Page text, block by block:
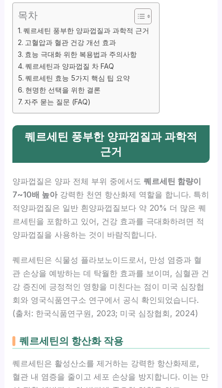
목차
퀘르세틴 풍부한 양파껍질과 과학적 근거
고혈압과 혈관 건강 개선 효과
효능 극대화 위한 복용법과 주의사항
퀘르세틴과 양파껍질 차 FAQ
퀘르세틴 효능 5가지 핵심 팁 요약
현명한 선택을 위한 결론
자주 묻는 질문 (FAQ)
퀘르세틴 풍부한 양파껍질과 과학적
근거
양파껍질은 양파 전체 부위 중에서도퀘르세틴 함량이
7~10배 높아강력한 천연 항산화제 역할을 합니다. 특히
적양파껍질은 일반 흰양파껍질보다 약 20% 더 많은 퀘
르세틴을 포함하고 있어, 건강 효과를 극대화하려면 적
양파껍질을 사용하는 것이 바람직합니다.
퀘르세틴은 식물성 플라보노이드로서, 만성 염증과 혈
관 손상을 예방하는 데 탁월한 효과를 보이며, 심혈관 건
강 증진에 긍정적인 영향을 미친다는 점이 미국 심장협
회와 영국식품연구소 연구에서 공식 확인되었습니다.
(출처: 한국식품연구원, 2023; 미국 심장협회, 2024)
퀘르세틴의 항산화 작용
퀘르세틴은 활성산소를 제거하는 강력한 항산화제로,
혈관 내 염증을 줄이고 세포 손상을 방지합니다. 이는 만